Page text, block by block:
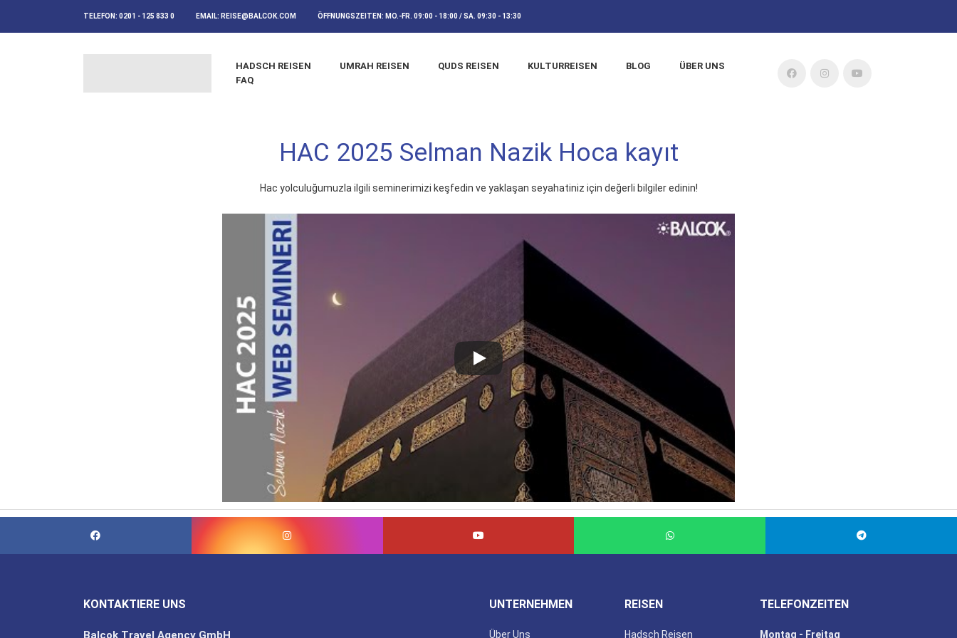
TELEFON: 0201 - 125 833 0 EMAIL: REISE@BALCOK.COM ÖFFNUNGSZEITEN: MO.-FR. 09:00 - 18:00 / SA. 09:30 - 13:30
HADSCH REISEN UMRAH REISEN QUDS REISEN KULTURREISEN BLOG
ÜBER UNS
FAQ
HAC 2025 Selman Nazik Hoca kayıt
Hac yolculuğumuzla ilgili seminerimizi keşfedin ve yaklaşan seyahatiniz için değerli bilgiler edinin!
KONTAKTIERE UNS
Balcok Travel Agency GmbH
UNTERNEHMEN
Über Uns
REISEN
Hadsch Reisen
TELEFONZEITEN
Montag - Freitag